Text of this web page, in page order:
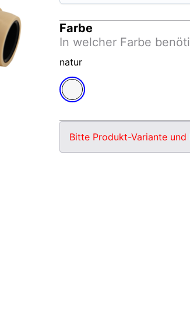
Farbe
In welcher Farbe
natur
Bitte Produkt-Variante und